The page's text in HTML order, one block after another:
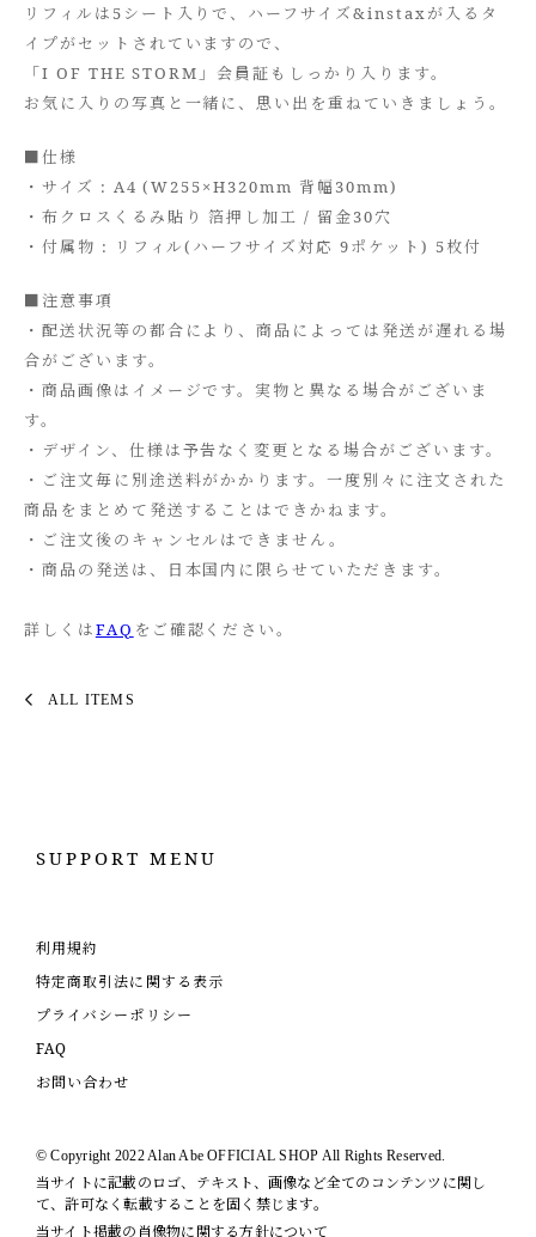
リフィルは5シート入りで、ハーフサイズ&instaxが入るタ
イプがセットされていますので、
「I OF THE STORM」会員証もしっかり入ります。
お気に入りの写真と一緒に、思い出を重ねていきましょう。
■仕様
・サイズ : A4 (W255×H320mm 背幅30mm)
・布クロスくるみ貼り 箔押し加工 / 留金30穴
・付属物 : リフィル(ハーフサイズ対応 9ポケット) 5枚付
■注意事項
・配送状況等の都合により、商品によっては発送が遅れる場
合がございます。
・商品画像はイメージです。実物と異なる場合がございま
す。
・デザイン、仕様は予告なく変更となる場合がございます。
・ご注文毎に別途送料がかかります。一度別々に注文された
商品をまとめて発送することはできかねます。
・ご注文後のキャンセルはできません。
・商品の発送は、日本国内に限らせていただきます。
詳しくはFAQ をご確認ください。
ALL ITEMS
SUPPORT MENU
利用規約
特定商取引法に関する表示
プライバシーポリシー
FAQ
お問い合わせ
© Copyright 2022 Alan Abe OFFICIAL SHOP All Rights Reserved.
当サイトに記載のロゴ、テキスト、画像など全てのコンテンツに関し
て、許可なく転載することを固く禁じます。
当サイト掲載の肖像物に関する方針について